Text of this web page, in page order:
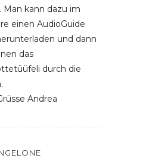
Man kann dazu im
einen AudioGuide
und dann
das
durch die
Andrea